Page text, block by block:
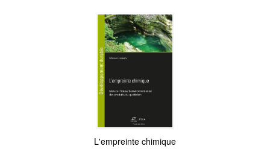
L'empreinte chimique